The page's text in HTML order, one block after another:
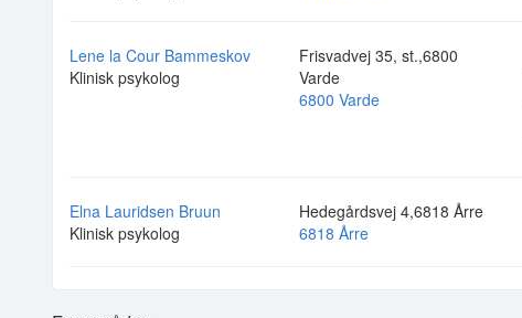
Lene la Cour Bammeskov
Klinisk psykolog
Frisvadvej 35, st.,6800
Varde
6800 Varde
Elna Lauridsen Bruun
Klinisk psykolog
Hedegårdsvej 4,6818 Årre
6818 Årre